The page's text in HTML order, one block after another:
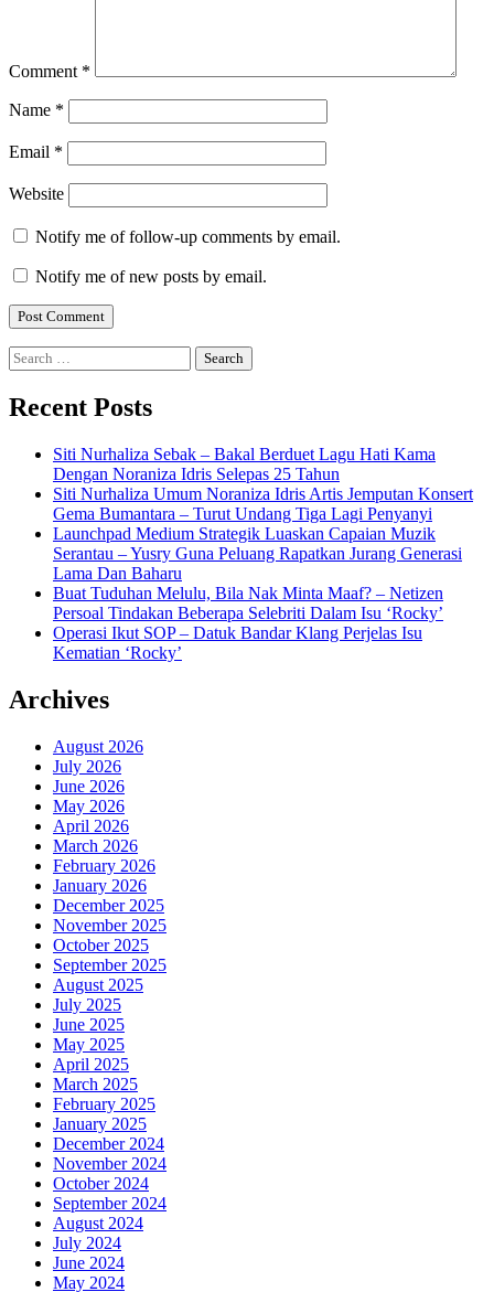
Comment *
Name *
Email *
Website
Notify me of follow-up comments by email.
Notify me of new posts by email.
Search
for:
Recent Posts
Siti Nurhaliza Sebak – Bakal Berduet Lagu Hati Kama
Dengan Noraniza Idris Selepas 25 Tahun
Siti Nurhaliza Umum Noraniza Idris Artis Jemputan Konsert
Gema Bumantara – Turut Undang Tiga Lagi Penyanyi
Launchpad Medium Strategik Luaskan Capaian Muzik
Serantau – Yusry Guna Peluang Rapatkan Jurang Generasi
Lama Dan Baharu
Buat Tuduhan Melulu, Bila Nak Minta Maaf? – Netizen
Persoal Tindakan Beberapa Selebriti Dalam Isu ‘Rocky’
Operasi Ikut SOP – Datuk Bandar Klang Perjelas Isu
Kematian ‘Rocky’
Archives
August 2026
July 2026
June 2026
May 2026
April 2026
March 2026
February 2026
January 2026
December 2025
November 2025
October 2025
September 2025
August 2025
July 2025
June 2025
May 2025
April 2025
March 2025
February 2025
January 2025
December 2024
November 2024
October 2024
September 2024
August 2024
July 2024
June 2024
May 2024